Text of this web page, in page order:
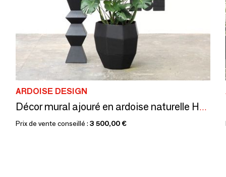
ARDOISE DESIGN
Décor mural ajouré en ardoise naturelle H158/ L 58/ 1 cm
Prix de vente conseillé : 3 500,00 €